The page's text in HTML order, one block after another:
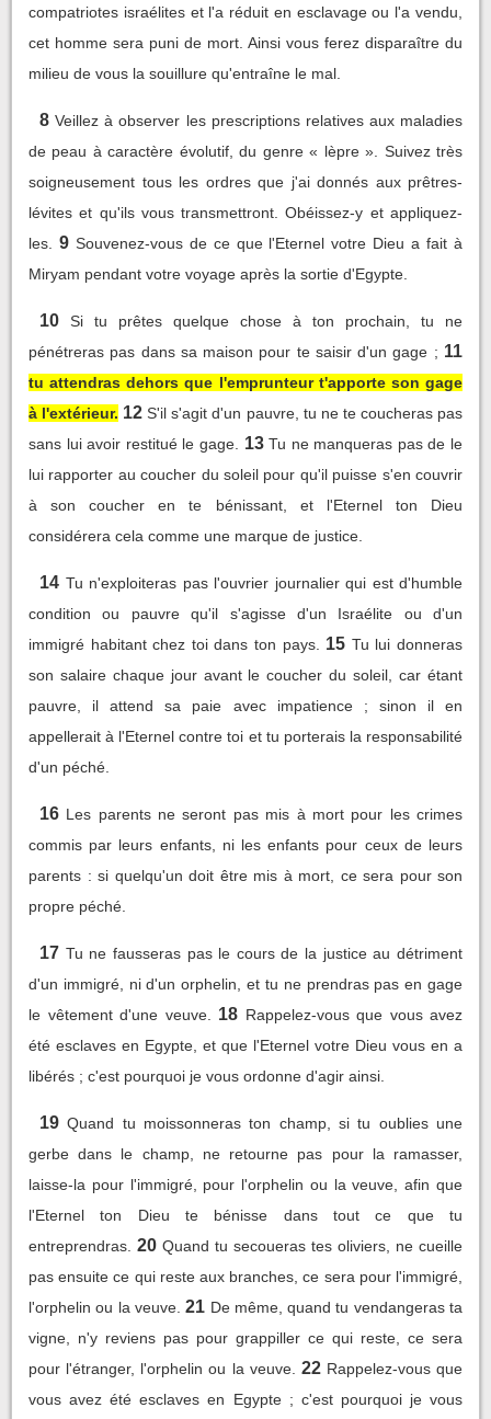
compatriotes israélites et l'a réduit en esclavage ou l'a vendu,
cet homme sera puni de mort. Ainsi vous ferez disparaître du
milieu de vous la souillure qu'entraîne le mal.
8 Veillez à observer les prescriptions relatives aux maladies
de peau à caractère évolutif, du genre « lèpre ». Suivez très
soigneusement tous les ordres que j'ai donnés aux prêtres-
lévites et qu'ils vous transmettront. Obéissez-y et appliquez-
les.
9 Souvenez-vous de ce que l'Eternel votre Dieu a fait à
Miryam pendant votre voyage après la sortie d'Egypte.
10
Si tu prêtes quelque chose à ton prochain, tu ne
pénétreras pas dans sa maison pour te saisir d'un gage ; 11
tu attendras dehors que l'emprunteur t'apporte son gage
à l'extérieur. 12 S'il s'agit d'un pauvre, tu ne te coucheras pas
sans lui avoir restitué le gage.
13 Tu ne manqueras pas de le
lui rapporter au coucher du soleil pour qu'il puisse s'en couvrir
à son coucher en te bénissant, et l'Eternel ton Dieu
considérera cela comme une marque de justice.
14 Tu n'exploiteras pas l'ouvrier journalier qui est d'humble
condition ou pauvre qu'il s'agisse d'un Israélite ou d'un
immigré habitant chez toi dans ton pays.
15 Tu lui donneras
son salaire chaque jour avant le coucher du soleil, car étant
pauvre, il attend sa paie avec impatience ; sinon il en
appellerait à l'Eternel contre toi et tu porterais la responsabilité
d'un péché.
16 Les parents ne seront pas mis à mort pour les crimes
commis par leurs enfants, ni les enfants pour ceux de leurs
parents : si quelqu'un doit être mis à mort, ce sera pour son
propre péché.
17 Tu ne fausseras pas le cours de la justice au détriment
d'un immigré, ni d'un orphelin, et tu ne prendras pas en gage
le vêtement d'une veuve.
18 Rappelez-vous que vous avez
été esclaves en Egypte, et que l'Eternel votre Dieu vous en a
libérés ; c'est pourquoi je vous ordonne d'agir ainsi.
19 Quand tu moissonneras ton champ, si tu oublies une
gerbe dans le champ, ne retourne pas pour la ramasser,
laisse-la pour l'immigré, pour l'orphelin ou la veuve, afin que
l'Eternel ton Dieu te bénisse dans tout ce que tu
entreprendras. 20 Quand tu secoueras tes oliviers, ne cueille
pas ensuite ce qui reste aux branches, ce sera pour l'immigré,
l'orphelin ou la veuve. 21 De même, quand tu vendangeras ta
vigne, n'y reviens pas pour grappiller ce qui reste, ce sera
pour l'étranger, l'orphelin ou la veuve. 22 Rappelez-vous que
vous avez été esclaves en Egypte ; c'est pourquoi je vous